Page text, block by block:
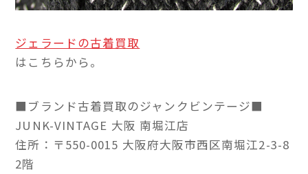
ジェラードの古着買取
はこちらから。
■ブランド古着買取のジャンクビンテージ■
JUNK-VINTAGE 大阪 南堀江店
住所：〒550-0015 大阪府大阪市西区南堀江2-3-8
2階